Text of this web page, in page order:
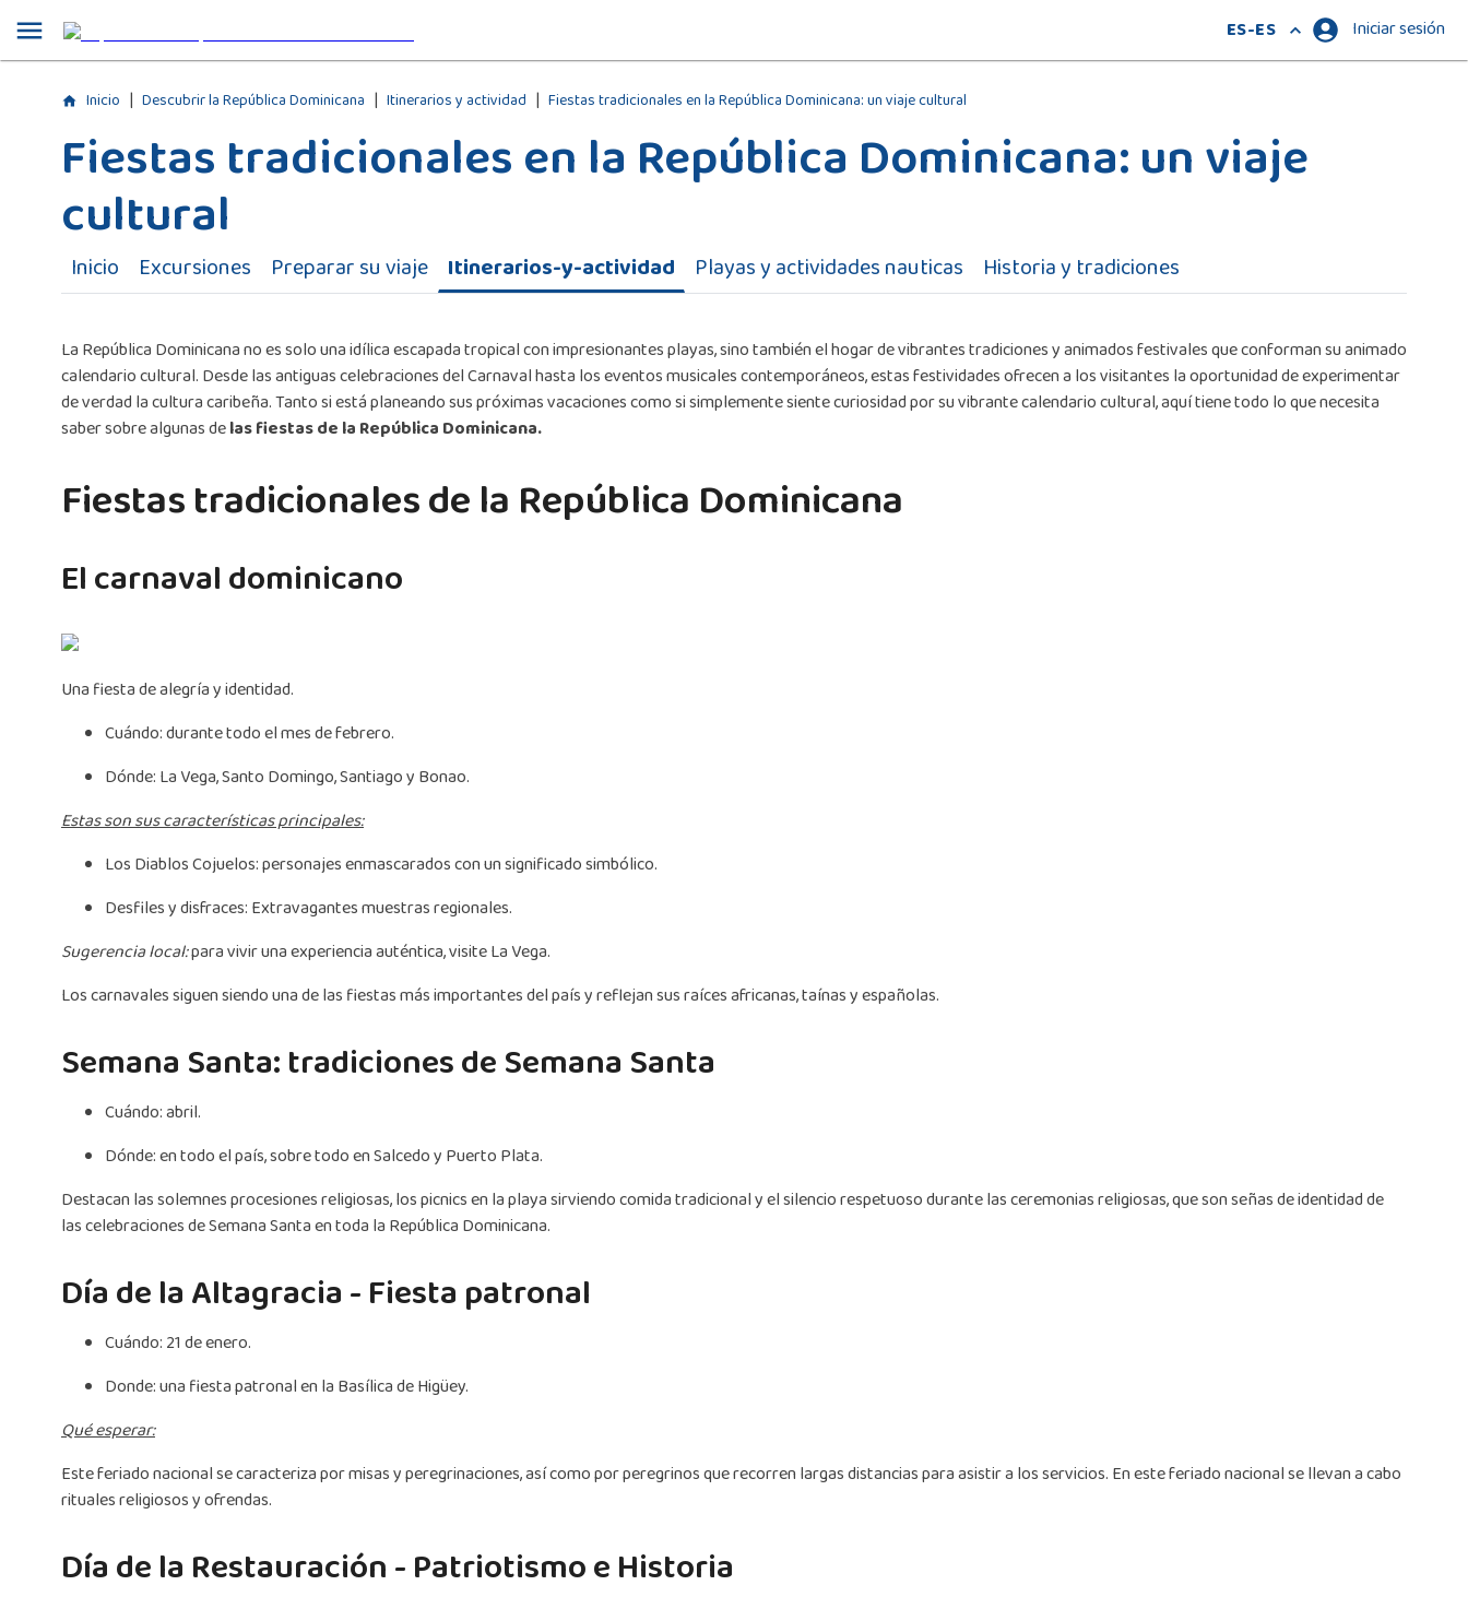
ES-ES Iniciar sesión
Inicio | Descubrir la República Dominicana | Itinerarios y actividad | Fiestas tradicionales en la República Dominicana: un viaje cultural
Fiestas tradicionales en la República Dominicana: un viaje
cultural
Inicio Excursiones Preparar su viaje Itinerarios-y-actividad Playas y actividades nauticas Historia y tradiciones
La República Dominicana no es solo una idílica escapada tropical con impresionantes playas, sino también el hogar de vibrantes tradiciones y animados festivales que conforman su animado
calendario cultural. Desde las antiguas celebraciones del Carnaval hasta los eventos musicales contemporáneos, estas festividades ofrecen a los visitantes la oportunidad de experimentar
de verdad la cultura caribeña. Tanto si está planeando sus próximas vacaciones como si simplemente siente curiosidad por su vibrante calendario cultural, aquí tiene todo lo que necesita
saber sobre algunas delas fiestas de la República Dominicana.
Fiestas tradicionales de la República Dominicana
El carnaval dominicano
Una fiesta de alegría y identidad.
Cuándo: durante todo el mes de febrero.
Dónde: La Vega, Santo Domingo, Santiago y Bonao.
Estas son sus características principales:
Los Diablos Cojuelos: personajes enmascarados con un significado simbólico.
Desfiles y disfraces: Extravagantes muestras regionales.
Sugerencia local:para vivir una experiencia auténtica, visite La Vega.
Los carnavales siguen siendo una de las fiestas más importantes del país y reflejan sus raíces africanas, taínas y españolas.
Semana Santa: tradiciones de Semana Santa
Cuándo: abril.
Dónde: en todo el país, sobre todo en Salcedo y Puerto Plata.
Destacan las solemnes procesiones religiosas, los picnics en la playa sirviendo comida tradicional y el silencio respetuoso durante las ceremonias religiosas, que son señas de identidad de
las celebraciones de Semana Santa en toda la República Dominicana.
Día de la Altagracia - Fiesta patronal
Cuándo: 21 de enero.
Donde: una fiesta patronal en la Basílica de Higüey.
Qué esperar:
Este feriado nacional se caracteriza por misas y peregrinaciones, así como por peregrinos que recorren largas distancias para asistir a los servicios. En este feriado nacional se llevan a cabo
rituales religiosos y ofrendas.
Día de la Restauración - Patriotismo e Historia